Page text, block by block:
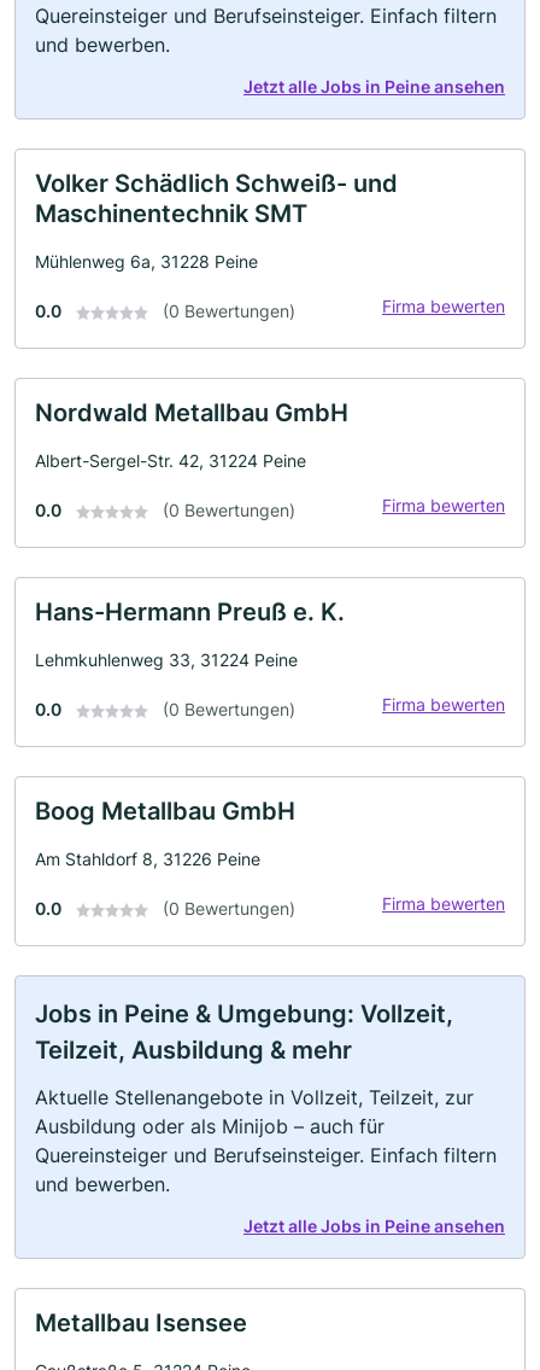
Quereinsteiger und Berufseinsteiger. Einfach filtern
und bewerben.
Jetzt alle Jobs in Peine ansehen
Volker Schädlich Schweiß- und
Maschinentechnik SMT
Mühlenweg 6a, 31228 Peine
0.0 (0 Bewertungen) Firma bewerten
Nordwald Metallbau GmbH
Albert-Sergel-Str. 42, 31224 Peine
0.0 (0 Bewertungen) Firma bewerten
Hans-Hermann Preuß e. K.
Lehmkuhlenweg 33, 31224 Peine
0.0 (0 Bewertungen) Firma bewerten
Boog Metallbau GmbH
Am Stahldorf 8, 31226 Peine
0.0 (0 Bewertungen) Firma bewerten
Jobs in Peine & Umgebung: Vollzeit,
Teilzeit, Ausbildung & mehr
Aktuelle Stellenangebote in Vollzeit, Teilzeit, zur
Ausbildung oder als Minijob – auch für
Quereinsteiger und Berufseinsteiger. Einfach filtern
und bewerben.
Jetzt alle Jobs in Peine ansehen
Metallbau Isensee